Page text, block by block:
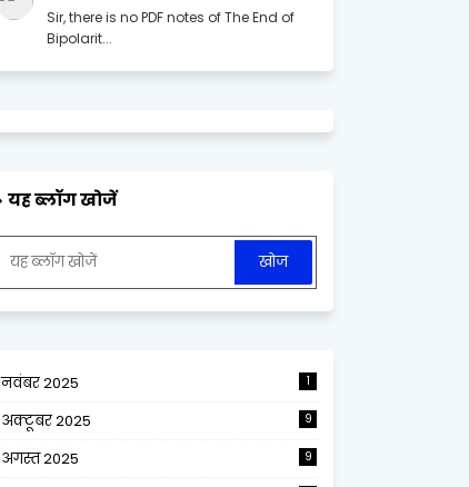
Sir, there is no PDF notes of The End of
Bipolarit...
यह ब्लॉग खोजें
नवंबर 2025 1
अक्टूबर 2025 9
अगस्त 2025 9